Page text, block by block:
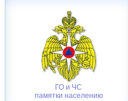
ГО и ЧС
памятки населению